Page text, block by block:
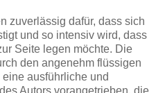
zuverlässig dafür, dass sich
und so intensiv wird, dass
Seite legen möchte. Die
den angenehm flüssigen
ausführliche und
Autors vorangetrieben, die